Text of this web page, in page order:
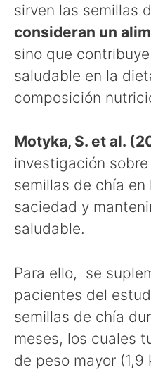
sirven las semillas
consideran un
sino que
saludable en la
composición
Motyka, S. et al.
investigación
semillas de chía en
saciedad y
saludable.
Para ello, se
pacientes del
semillas de chía
meses, los cuales
de peso mayor